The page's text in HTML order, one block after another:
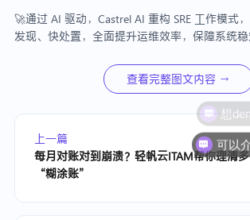
🚀通过 AI 驱动，Castrel AI 重构 SRE 工作模式
发现、快处置，全面提升运维效率，保障系统稳
查看完整图文内容 →
上一篇
每月对账对到崩溃？轻帆云ITAM帮你理清
“糊涂账”
想